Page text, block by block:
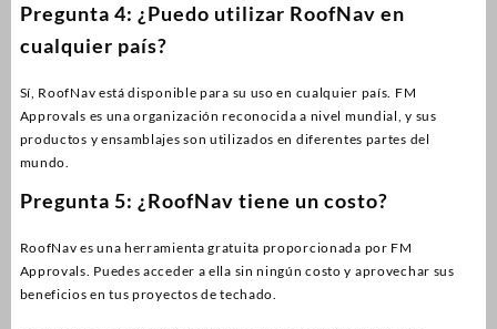
Pregunta 4: ¿Puedo utilizar RoofNav en
cualquier país?
Sí, RoofNav está disponible para su uso en cualquier país. FM
Approvals es una organización reconocida a nivel mundial, y sus
productos y ensamblajes son utilizados en diferentes partes del
mundo.
Pregunta 5: ¿RoofNav tiene un costo?
RoofNav es una herramienta gratuita proporcionada por FM
Approvals. Puedes acceder a ella sin ningún costo y aprovechar sus
beneficios en tus proyectos de techado.